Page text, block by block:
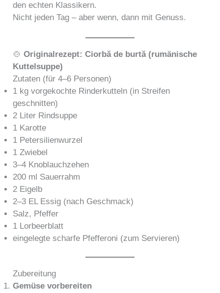
den echten Klassikern.
Nicht jeden Tag – aber wenn, dann mit Genuss.
🍲Originalrezept: Ciorbă de burtă (rumänische
Kuttelsuppe)
Zutaten (für 4–6 Personen)
1 kg vorgekochte Rinderkutteln (in Streifen
geschnitten)
2 Liter Rindsuppe
1 Karotte
1 Petersilienwurzel
1 Zwiebel
3–4 Knoblauchzehen
200 ml Sauerrahm
2 Eigelb
2–3 EL Essig (nach Geschmack)
Salz, Pfeffer
1 Lorbeerblatt
eingelegte scharfe Pfefferoni (zum Servieren)
Zubereitung
Gemüse vorbereiten